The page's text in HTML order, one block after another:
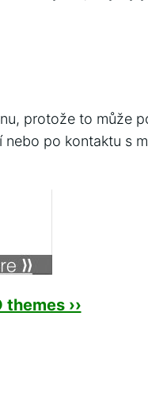
protože to může
nebo po kontaktu s
››